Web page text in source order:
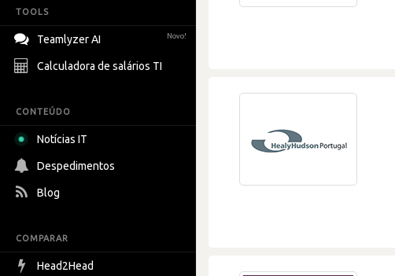
TOOLS
Teamlyzer AI Novo!
Calculadora de salários TI
CONTEÚDO
Notícias IT
Despedimentos
Blog
COMPARAR
Head2Head